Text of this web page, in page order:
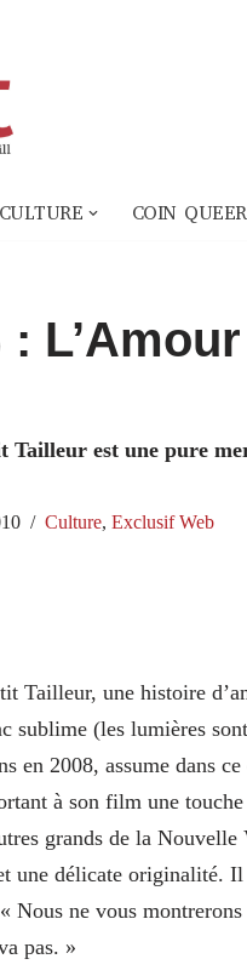
CULTURE COIN QUEER
:
est une pure
Culture, Exclusif Web
Tailleur, une histoire
sublime (les lumières
en 2008, assume dans
à son film une
grands de la
une délicate originalité.
ne vous
pas. »